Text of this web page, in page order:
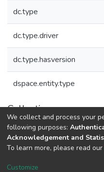
dc.type
dc.type.driver
dc.type.hasversion
dspace.entity.type
Collections
1.1.2. Informes Finales
DSpace software
Cookie
We collect and process your
following purposes:
Acknowledgement and
To learn more, please read our
Customize